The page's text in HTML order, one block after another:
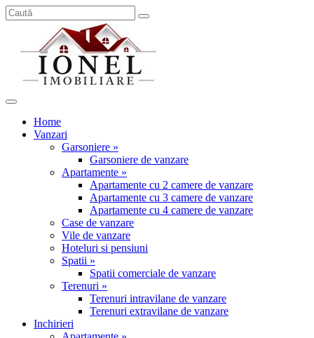
Home
Vanzari
Garsoniere »
Garsoniere de vanzare
Apartamente »
Apartamente cu 2 camere de vanzare
Apartamente cu 3 camere de vanzare
Apartamente cu 4 camere de vanzare
Case de vanzare
Vile de vanzare
Hoteluri si pensiuni
Spatii »
Spatii comerciale de vanzare
Terenuri »
Terenuri intravilane de vanzare
Terenuri extravilane de vanzare
Inchirieri